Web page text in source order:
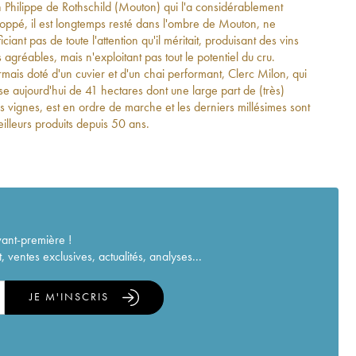
Philippe de Rothschild (Mouton) qui l'a considérablement
il est longtemps resté dans l'ombre de Mouton, ne
pas de toute l'attention qu'il méritait, produisant des vins
agréables, mais n'exploitant pas tout le potentiel du cru.
doté d'un cuvier et d'un chai performant, Clerc Milon, qui
aujourd'hui de 41 hectares dont une large part de (très)
vignes, est en ordre de marche et les derniers millésimes sont
produits depuis 50 ans.
première !
exclusives, actualités, analyses...
JE M'INSCRIS